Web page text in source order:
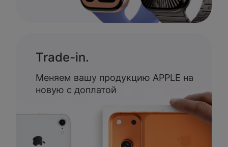
Trade-in.
Меняем вашу продукцию APPLE на
новую с доплатой